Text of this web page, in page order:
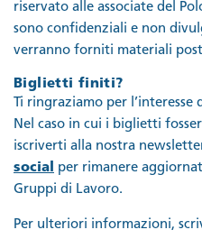
riservato alle associate del
sono confidenziali e non
verranno forniti materiali
Biglietti finiti?
Ti ringraziamo per l’interesse
Nel caso in cui i biglietti
iscriverti alla nostra
social per rimanere
Gruppi di Lavoro.
Per ulteriori informazioni,